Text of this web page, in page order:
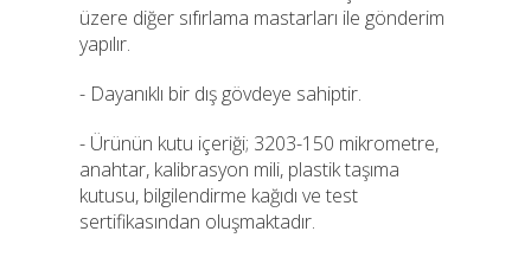
üzere diğer sıfırlama mastarları ile gönderim
yapılır.
- Dayanıklı bir dış gövdeye sahiptir.
- Ürünün kutu içeriği; 3203-150 mikrometre,
anahtar, kalibrasyon mili, plastik taşıma
kutusu, bilgilendirme kağıdı ve test
sertifikasından oluşmaktadır.